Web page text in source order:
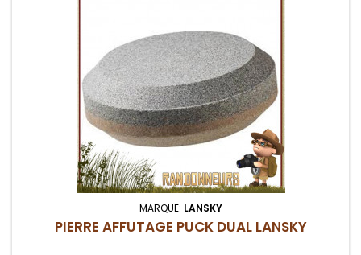
MARQUE: LANSKY
PIERRE AFFUTAGE PUCK DUAL LANSKY